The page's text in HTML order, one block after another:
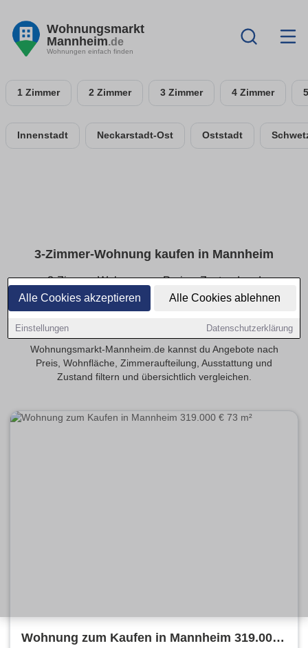
Alle Cookies akzeptieren Alle Cookies ablehnen
Einstellungen Datenschutzerklärung
Wohnungsmarkt
Mannheim.de
Wohnungen einfach finden
1 Zimmer 2 Zimmer 3 Zimmer 4 Zimmer
Innenstadt Neckarstadt-Ost Oststadt
3-Zimmer-Wohnung kaufen in Mannheim
3-Zimmer-Wohnungen: Preise, Zustand und
Grundrisse im Überblick
Wohnungsmarkt-Mannheim.de kannst du Angebote nach
Preis, Wohnfläche, Zimmeraufteilung, Ausstattung und
Zustand filtern und übersichtlich vergleichen.
Wohnung zum Kaufen in Mannheim 319.000